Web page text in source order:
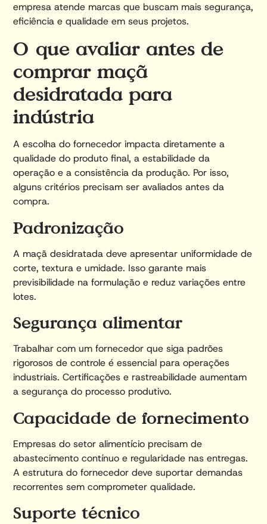
empresa atende marcas que buscam mais segurança,
eficiência e qualidade em seus projetos.
O que avaliar antes de
comprar maçã
desidratada para
indústria
A escolha do fornecedor impacta diretamente a
qualidade do produto final, a estabilidade da
operação e a consistência da produção. Por isso,
alguns critérios precisam ser avaliados antes da
compra.
Padronização
A maçã desidratada deve apresentar uniformidade de
corte, textura e umidade. Isso garante mais
previsibilidade na formulação e reduz variações entre
lotes.
Segurança alimentar
Trabalhar com um fornecedor que siga padrões
rigorosos de controle é essencial para operações
industriais. Certificações e rastreabilidade aumentam
a segurança do processo produtivo.
Capacidade de fornecimento
Empresas do setor alimentício precisam de
abastecimento contínuo e regularidade nas entregas.
A estrutura do fornecedor deve suportar demandas
recorrentes sem comprometer qualidade.
Suporte técnico